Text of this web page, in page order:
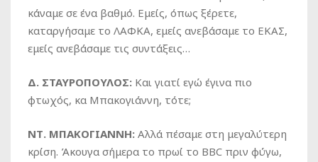
κάναμε σε ένα βαθμό. Εμείς, όπως ξέρετε,
καταργήσαμε το ΛΑΦΚΑ, εμείς ανεβάσαμε το ΕΚΑΣ,
εμείς ανεβάσαμε τις συντάξεις…
Δ. ΣΤΑΥΡΟΠΟΥΛΟΣ: Και γιατί εγώ έγινα πιο
φτωχός, κα Μπακογιάννη, τότε;
ΝΤ. ΜΠΑΚΟΓΙΑΝΝΗ: Αλλά πέσαμε στη μεγαλύτερη
κρίση. Άκουγα σήμερα το πρωί το BBC πριν φύγω,